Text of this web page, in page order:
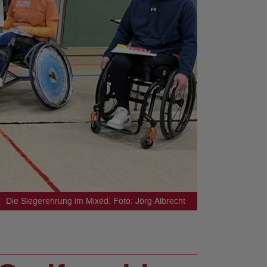
Die Siegerehrung im Mixed. Foto: Jörg Albrecht